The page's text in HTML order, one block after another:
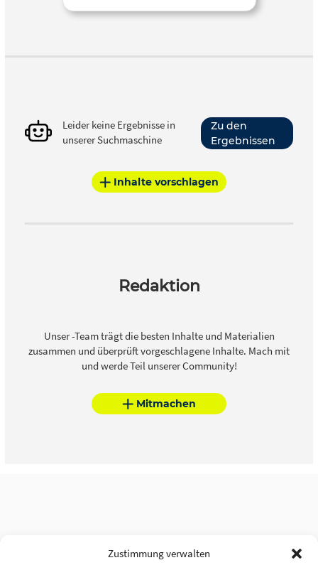
Zustimmung verwalten
Leider keine Ergebnisse in
unserer Suchmaschine
Zu den
Ergebnissen
Inhalte vorschlagen
Redaktion
Unser -Team trägt die besten Inhalte und Materialien
zusammen und überprüft vorgeschlagene Inhalte. Mach mit
und werde Teil unserer Community!
Mitmachen